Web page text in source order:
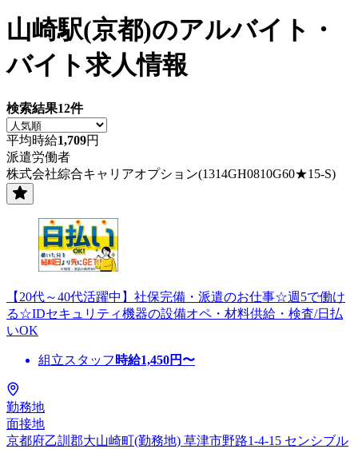
山崎駅(京都)のアルバイト・
バイト求人情報
検索結果12件
平均時給1,709円
派遣労働者
株式会社綜合キャリアオプション(1314GH0810G60★15-S)
【20代～40代活躍中】社保完備・派遣のお仕事☆週5で働け
る☆IDセキュリティ機器の設備オペ・材料供給・検査/日払
いOK
組立スタッフ 時給1,450円〜
勤務地
面接地
京都府乙訓郡大山崎町(勤務地) 草津市野路1-4-15 センシブル